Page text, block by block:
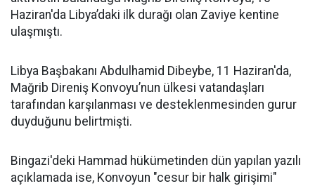
Haziran'da Libya’daki ilk durağı olan Zaviye kentine
ulaşmıştı.
Libya Başbakanı Abdulhamid Dibeybe, 11 Haziran'da,
Mağrib Direniş Konvoyu’nun ülkesi vatandaşları
tarafından karşılanması ve desteklenmesinden gurur
duyduğunu belirtmişti.
Bingazi'deki Hammad hükümetinden dün yapılan yazılı
açıklamada ise, Konvoyun "cesur bir halk girişimi"